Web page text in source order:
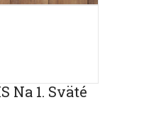
Na 1. Sväté